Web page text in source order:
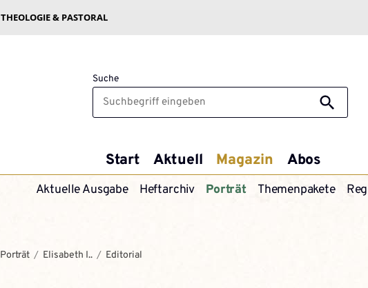
THEOLOGIE & PASTORAL
Suche
Start Aktuell Magazin Abos
Aktuelle Ausgabe Heftarchiv Porträt Themenpakete
Porträt Elisabeth I.. Editorial